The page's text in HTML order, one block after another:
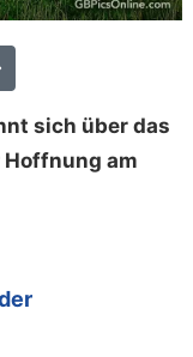
sich über das
Hoffnung am